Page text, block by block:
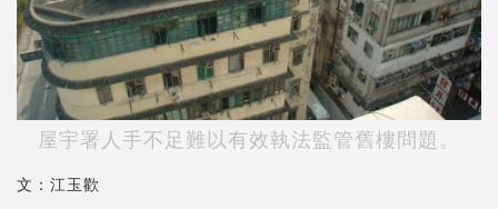
屋宇署人手不足難以有效執法監管舊樓問題。
文：江玉歡